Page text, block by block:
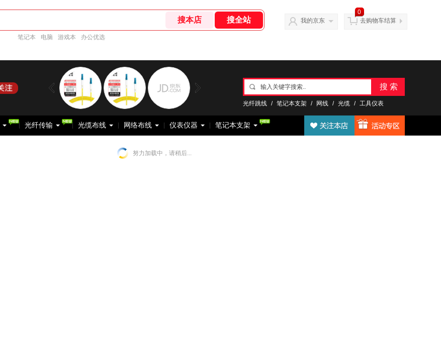
笔记本 电脑 游戏本 办公优选
我的京东
0
去购物车结算
搜 索
光纤跳线 / 笔记本支架 / 网线 / 光缆 / 工具仪表
光纤传输 光缆布线 网络布线 仪表仪器 笔记本支架
努力加载中，请稍后...